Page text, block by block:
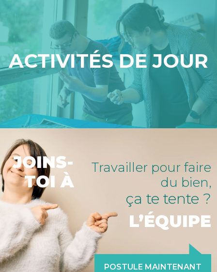
ACTIVITÉS DE JOUR
Travailler pour faire
du bien,
ça te tente ?
JOINS-
TOI À
L’ÉQUIPE
POSTULE MAINTENANT